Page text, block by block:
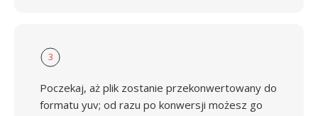
3
Poczekaj, aż plik zostanie przekonwertowany do
formatu yuv; od razu po konwersji możesz go